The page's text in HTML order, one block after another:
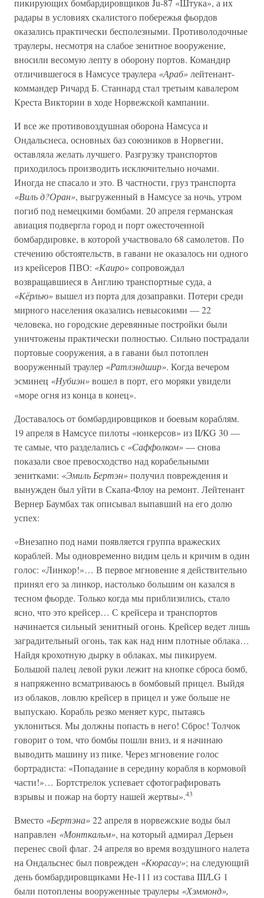
пикирующих бомбардировщиков Ju-87 «Штука», а их
радары в условиях скалистого побережья фьордов
оказались практически бесполезными. Противолодочные
траулеры, несмотря на слабое зенитное вооружение,
вносили весомую лепту в оборону портов. Командир
отличившегося в Намсусе траулера «Араб»лейтенант-
коммандер Ричард Б. Станнард стал третьим кавалером
Креста Виктории в ходе Норвежской кампании.
И все же противовоздушная оборона Намсуса и
Ондальснеса, основных баз союзников в Норвегии,
оставляла желать лучшего. Разгрузку транспортов
приходилось производить исключительно ночами.
Иногда не спасало и это. В частности, груз транспорта
«Виль д?Оран», выгруженный в Намсусе за ночь, утром
погиб под немецкими бомбами. 20 апреля германская
авиация подвергла город и порт ожесточенной
бомбардировке, в которой участвовало 68 самолетов. По
стечению обстоятельств, в гавани не оказалось ни одного
из крейсеров ПВО: «Каиро»сопровождал
возвращавшиеся в Англию транспортные суда, а
«Кёрлью»вышел из порта для дозаправки. Потери среди
мирного населения оказались невысокими — 22
человека, но городские деревянные постройки были
уничтожены практически полностью. Сильно пострадали
портовые сооружения, а в гавани был потоплен
вооруженный траулер «Ратлэндшир». Когда вечером
эсминец «Нубиэн»вошел в порт, его моряки увидели
«море огня из конца в конец».
Доставалось от бомбардировщиков и боевым кораблям.
19 апреля в Намсусе пилоты «юнкерсов» из II/KG 30 —
те самые, что разделались с «Саффолком»— снова
показали свое превосходство над корабельными
зенитками: «Эмиль Бертэн»получил повреждения и
вынужден был уйти в Скапа-Флоу на ремонт. Лейтенант
Вернер Баумбах так описывал выпавший на его долю
успех:
«Внезапно под нами появляется группа вражеских
кораблей. Мы одновременно видим цель и кричим в один
голос: «Линкор!»… В первое мгновение я действительно
принял его за линкор, настолько большим он казался в
тесном фьорде. Только когда мы приблизились, стало
ясно, что это крейсер… С крейсера и транспортов
начинается сильный зенитный огонь. Крейсер ведет лишь
заградительный огонь, так как над ним плотные облака…
Найдя крохотную дырку в облаках, мы пикируем.
Большой палец левой руки лежит на кнопке сброса бомб,
я напряженно всматриваюсь в бомбовый прицел. Выйдя
из облаков, ловлю крейсер в прицел и уже больше не
выпускаю. Корабль резко меняет курс, пытаясь
уклониться. Мы должны попасть в него! Сброс! Толчок
говорит о том, что бомбы пошли вниз, и я начинаю
выводить машину из пике. Через мгновение голос
бортрадиста: «Попадание в середину корабля в кормовой
части!»… Бортстрелок успевает сфотографировать
взрывы и пожар на борту нашей жертвы».43
Вместо «Бертэна»22 апреля в норвежские воды был
направлен «Монткальм», на который адмирал Дерьен
перенес свой флаг. 24 апреля во время воздушного налета
на Ондальснес был поврежден «Кюрасау»; на следующий
день бомбардировщиками Не-111 из состава III/LG 1
были потоплены вооруженные траулеры «Хэммонд»,